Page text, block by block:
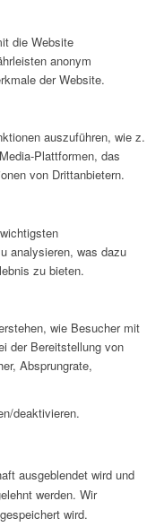
die Website
anonym
der Website.
auszuführen, wie z.
Plattformen, das
von Drittanbietern.
analysieren, was dazu
zu bieten.
wie Besucher mit
der Bereitstellung von
Absprungrate,
deaktivieren.
ausgeblendet wird und
werden. Wir
wird.